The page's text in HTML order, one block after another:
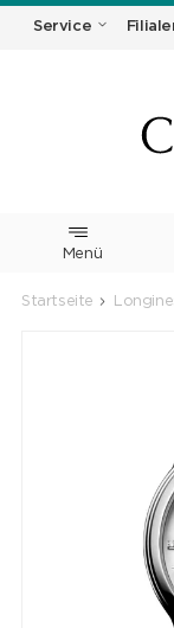
Service
Menü
Startseite